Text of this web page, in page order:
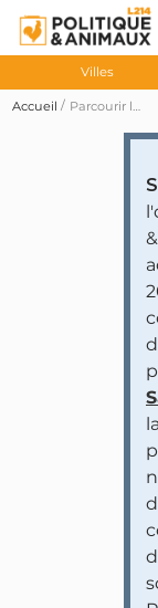
Villes
Accueil Parcourir les prises de position des personnalités et partis politiques